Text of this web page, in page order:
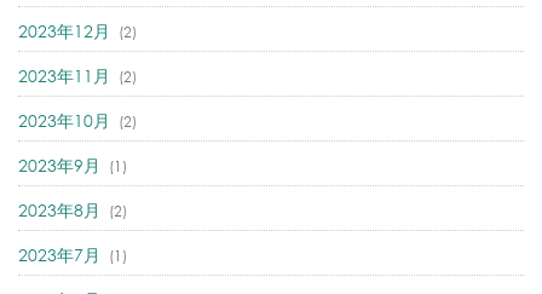
2023年12月 (2)
2023年11月 (2)
2023年10月 (2)
2023年9月 (1)
2023年8月 (2)
2023年7月 (1)